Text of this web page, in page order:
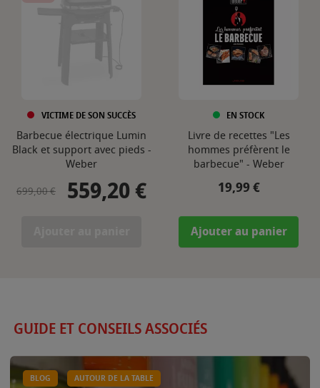
VICTIME DE SON SUCCÈS
Barbecue électrique Lumin
Black et support avec pieds -
Weber
Prix de base
699,00 € Prix
559,20 €
EN STOCK
Livre de recettes "Les
hommes préfèrent le
barbecue" - Weber
Prix
19,99 €
Ajouter au panier
GUIDE ET CONSEILS ASSOCIÉS
BLOG AUTOUR DE LA TABLE